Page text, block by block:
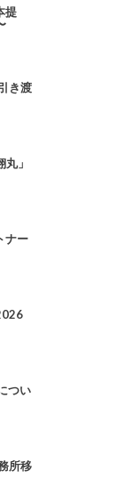
提
き渡
」
ナー
つい
所移